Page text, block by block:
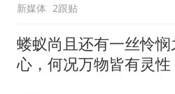
新媒体 2跟贴
蝼蚁尚且还有一丝怜悯
心，何况万物皆有灵性